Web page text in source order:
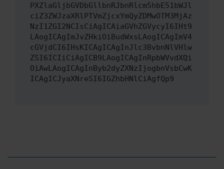
PXZlaGljbGVDbGllbnRJbnRlcm5hbE51bWJl
ciZ3ZWJzaXRlPTVmZjcxYmQyZDMwOTM3MjAz
NzI1ZGI2NCIsCiAgICAiaGVhZGVycyI6IHt9
LAogICAgImJvZHkiOiBudWxsLAogICAgImV4
cGVjdCI6IHsKICAgICAgInJlc3BvbnNlVHlw
ZSI6ICIiCiAgICB9LAogICAgInRpbWVvdXQi
OiAwLAogICAgInByb2dyZXNzIjogbnVsbCwK
ICAgICJyaXNreSI6IGZhbHNlCiAgfQp9